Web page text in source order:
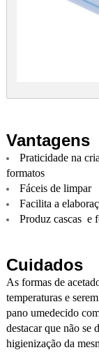
Vantagens
Praticidade na
formatos
Fáceis de limpar
Facilita a
Produz cascas e
Cuidados
As formas de
temperaturas e
pano umedecido
destacar que não se
higienização da